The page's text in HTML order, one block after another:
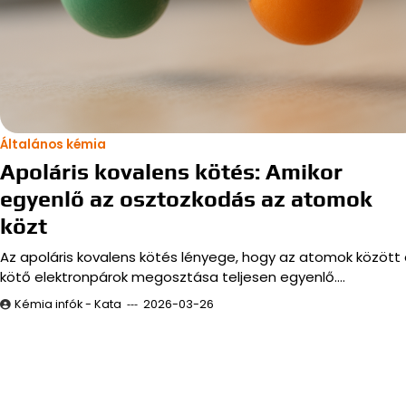
Általános kémia
Apoláris kovalens kötés: Amikor
egyenlő az osztozkodás az atomok
közt
Az apoláris kovalens kötés lényege, hogy az atomok között
kötő elektronpárok megosztása teljesen egyenlő.…
Kémia infók - Kata 2026-03-26